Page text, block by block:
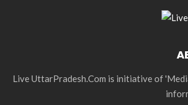
Live UttarPradesh.Com is initiative of